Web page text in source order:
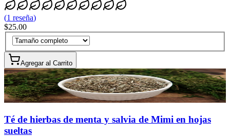
(1 reseña)
$25.00
Agregar al Carrito
Té de hierbas de menta y salvia de Mimi en hojas
sueltas